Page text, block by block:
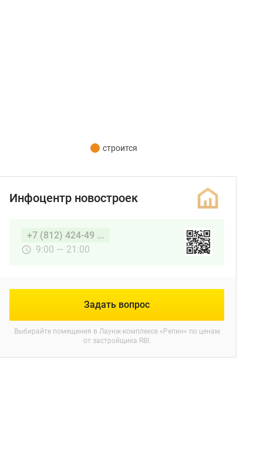
строится
Инфоцентр новостроек
+7 (812) 424-49 ...
9:00 — 21:00
Задать вопрос
Выбирайте помещения в Лаунж-комплексе «Репин» по ценам
от застройщика RBI.